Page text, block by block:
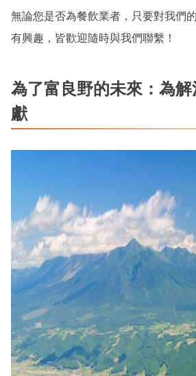
無論您是否為餐飲業者，只要對我們
有興趣，皆歡迎隨時與我們聯繫！
為了富良野的未來：為
獻